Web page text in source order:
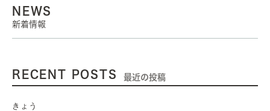
NEWS
新着情報
RECENT POSTS 最近の投稿
きょう